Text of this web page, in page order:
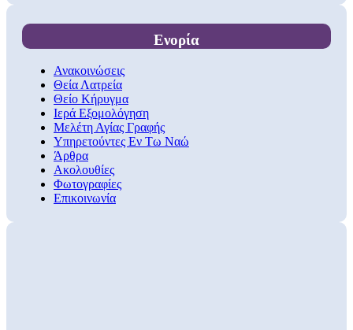
Ενορία
Ανακοινώσεις
Θεία Λατρεία
Θείο Κήρυγμα
Ιερά Εξομολόγηση
Μελέτη Αγίας Γραφής
Υπηρετούντες Εν Τω Ναώ
Άρθρα
Ακολουθίες
Φωτογραφίες
Επικοινωνία